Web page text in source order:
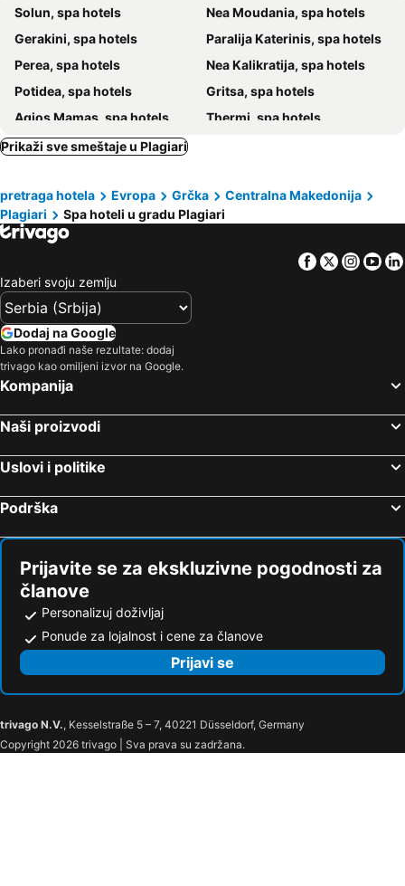
No 15 Ermou Hotel
Egnatia Palace Hotel & Spa
Mediterranean Palace
Elisabeth Boutique Hotel
On Residence
Porto Palace Hotel Thessaloniki
S Hotel Thessaloniki
Solun, spa hotels
Nea Moudania, spa hotels
Gerakini, spa hotels
Paralija Katerinis, spa hotels
Perea, spa hotels
Nea Kalikratija, spa hotels
Potidea, spa hotels
Gritsa, spa hotels
Agios Mamas, spa hotels
Thermi, spa hotels
Olimpiaki Akti, spa hotels
Epanomi, spa hotels
Nea Iraklia, spa hotels
Flogita, spa hotels
Methoni, spa hotels
Agia Trijada, spa hotels
Korinos, spa hotels
Nea Apolonia, spa hotels
Prikaži sve smeštaje u Plagiari
pretraga hotela Evropa Grčka
Centralna Makedonija
Plagiari
Spa hoteli u gradu Plagiari
Facebook
Twitter
Izaberi svoju zemlju
Dodaj na Google
Lako pronađi naše rezultate: dodaj
trivago kao omiljeni izvor na Google.
Kompanija
Naši proizvodi
Uslovi i politike
Podrška
Prijavite se za ekskluzivne pogodnosti za
članove
Personalizuj doživljaj
Ponude za lojalnost i cene za članove
Prijavi se
trivago N.V., Kesselstraße 5 – 7, 40221 Düsseldorf, Germany
Copyright 2026 trivago | Sva prava su zadržana.